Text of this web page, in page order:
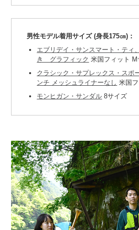
男性モデル着用サイズ (身長175㎝)：
エブリデイ・サンスマート・テ
き グラフィック 米国フィット M
クラシック・サプレックス・スポ
ンチ メッシュライナーなし 米国
モンヒガン・サンダル 8サイズ